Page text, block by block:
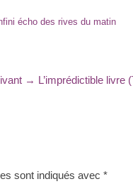
écho des rives du matin
→ Article
L’imprédictible livre
sont indiqués avec *